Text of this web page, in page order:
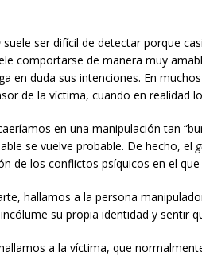
suele ser difícil de detectar porque
comportarse de manera muy
en duda sus intenciones. En
de la víctima, cuando en realidad
en una manipulación tan
se vuelve probable. De hecho, el
de los conflictos psíquicos en el
hallamos a la persona
su propia identidad y sentir
a la víctima, que